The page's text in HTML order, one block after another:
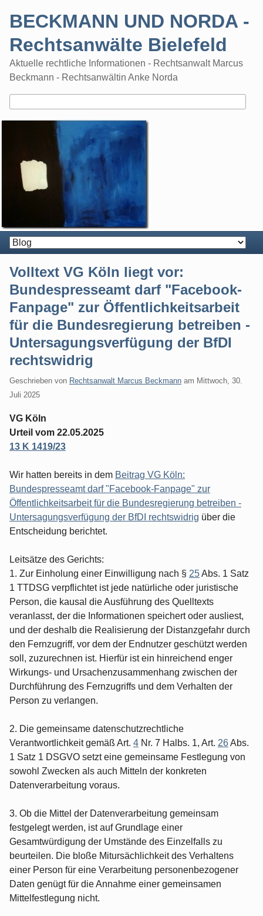
BECKMANN UND NORDA -
Rechtsanwälte Bielefeld
Aktuelle rechtliche Informationen - Rechtsanwalt Marcus
Beckmann - Rechtsanwältin Anke Norda
Volltext VG Köln liegt vor:
Bundespresseamt darf "Facebook-
Fanpage" zur Öffentlichkeitsarbeit
für die Bundesregierung betreiben -
Untersagungsverfügung der BfDI
rechtswidrig
Geschrieben von Rechtsanwalt Marcus Beckmann am Mittwoch, 30.
Juli 2025
VG Köln
Urteil vom 22.05.2025
13 K 1419/23
Wir hatten bereits in dem Beitrag VG Köln:
Bundespresseamt darf "Facebook-Fanpage" zur
Öffentlichkeitsarbeit für die Bundesregierung betreiben -
Untersagungsverfügung der BfDI rechtswidrig über die
Entscheidung berichtet.
Leitsätze des Gerichts:
1. Zur Einholung einer Einwilligung nach § 25Abs. 1 Satz
1 TTDSG verpflichtet ist jede natürliche oder juristische
Person, die kausal die Ausführung des Quelltexts
veranlasst, der die Informationen speichert oder ausliest,
und der deshalb die Realisierung der Distanzgefahr durch
den Fernzugriff, vor dem der Endnutzer geschützt werden
soll, zuzurechnen ist. Hierfür ist ein hinreichend enger
Wirkungs- und Ursachenzusammenhang zwischen der
Durchführung des Fernzugriffs und dem Verhalten der
Person zu verlangen.
2. Die gemeinsame datenschutzrechtliche
Verantwortlichkeit gemäß Art. 4 Nr. 7 Halbs. 1, Art. 26Abs.
1 Satz 1 DSGVO setzt eine gemeinsame Festlegung von
sowohl Zwecken als auch Mitteln der konkreten
Datenverarbeitung voraus.
3. Ob die Mittel der Datenverarbeitung gemeinsam
festgelegt werden, ist auf Grundlage einer
Gesamtwürdigung der Umstände des Einzelfalls zu
beurteilen. Die bloße Mitursächlichkeit des Verhaltens
einer Person für eine Verarbeitung personenbezogener
Daten genügt für die Annahme einer gemeinsamen
Mittelfestlegung nicht.